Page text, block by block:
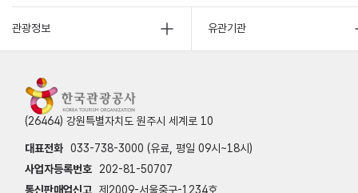
관광정보 유관기관
(26464) 강원특별자치도 원주시 세계로 10
대표전화 033-738-3000 (유료, 평일 09시~18시)
사업자등록번호
202-81-50707
통신판매업신고 제2009-서울중구-1234호